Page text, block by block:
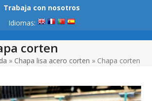
Trabaja con nosotros
Idiomas:
corten
» Chapa lisa acero corten » Chapa corten